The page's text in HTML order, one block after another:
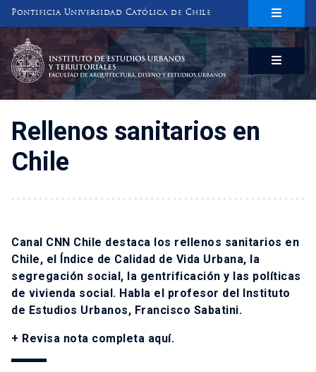
Pontificia Universidad Católica de Chile
INSTITUTO DE ESTUDIOS URBANOS
Y TERRITORIALES
FACULTAD DE ARQUITECTURA, DISEÑO Y ESTUDIOS URBANOS
Rellenos sanitarios en
Chile
Canal CNN Chile destaca los rellenos sanitarios en
Chile, el Índice de Calidad de Vida Urbana, la
segregación social, la gentrificación y las políticas
de vivienda social. Habla el profesor del Instituto
de Estudios Urbanos, Francisco Sabatini.
+ Revisa nota completa aquí.